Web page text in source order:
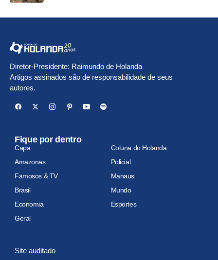
Diretor-Presidente: Raimundo de Holanda
Artigos assinados são de responsabilidade de seus
autores.
Fique por dentro
Capa
Coluna do Holanda
Amazonas
Policial
Famosos & TV
Manaus
Brasil
Mundo
Economia
Esportes
Geral
Site auditado